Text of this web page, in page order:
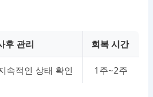
후 관리 회복 시간
속적인 상태 확인 1주~2주